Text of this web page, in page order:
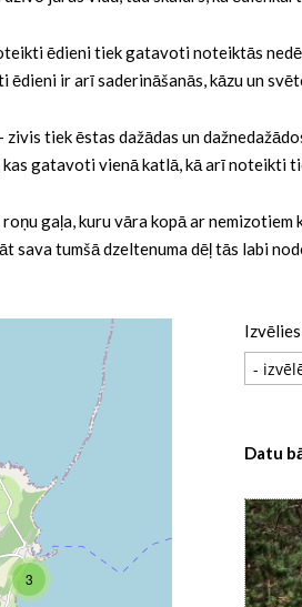
ēdieni tiek gatavoti noteiktās
ir arī saderināšanās, kāzu un
tiek ēstas dažādas un
gatavoti vienā katlā, kā arī noteikti
gaļa, kuru vāra kopā ar
sava tumšā dzeltenuma dēļ tās labi
Datu
3